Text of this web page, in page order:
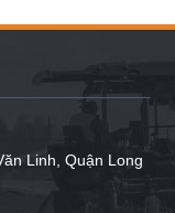
Linh, Quận Long